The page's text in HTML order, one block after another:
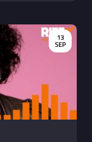
13
SEP